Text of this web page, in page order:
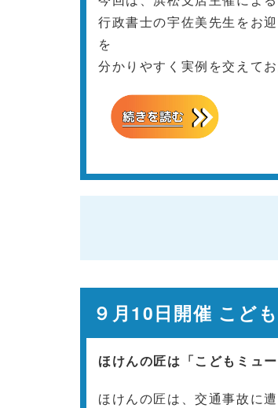
行政書士の宇佐美先生をお
を
分かりやすく実例を交えて
９月10日開催 こど
ほけんの匠は「こどもミュ
ほけんの匠は、交通事故に